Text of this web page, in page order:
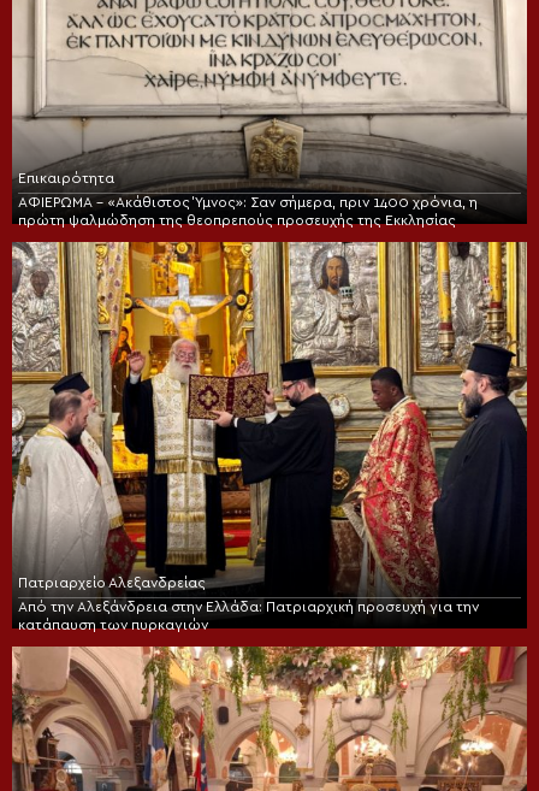
Επικαιρότητα
ΑΦΙΕΡΩΜΑ – «Ακάθιστος Ύμνος»: Σαν σήμερα, πριν 1400 χρόνια, η
πρώτη ψαλμώδηση της θεοπρεπούς προσευχής της Εκκλησίας
Πατριαρχείο Αλεξανδρείας
Από την Αλεξάνδρεια στην Ελλάδα: Πατριαρχική προσευχή για την
κατάπαυση των πυρκαγιών